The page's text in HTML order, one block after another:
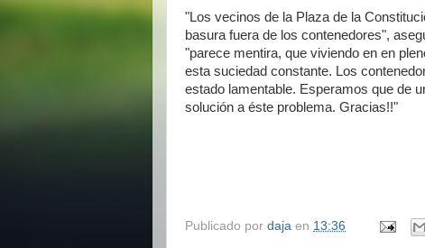
"Los vecinos de la Plaza de la
basura fuera de los contenedores",
"parece mentira, que viviendo en en
esta suciedad constante. Los
estado lamentable. Esperamos que de
solución a éste problema. Gracias!!"
Publicado por daja en 13:36